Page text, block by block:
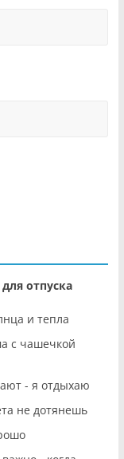
отпуска
и тепла
с чашечкой
- я отдыхаю
не дотянешь